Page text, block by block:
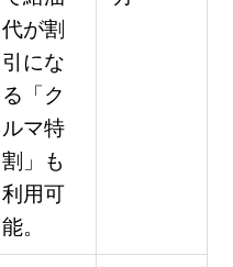
代が割
引にな
る「ク
ルマ特
割」も
利用可
能。